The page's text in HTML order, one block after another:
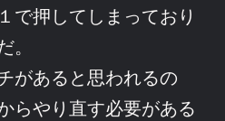
押してしまっており
があると思われるの
らやり直す必要がある